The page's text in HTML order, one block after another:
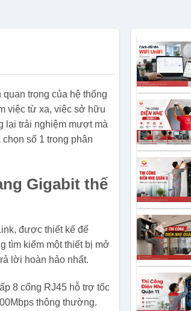
trọng của hệ thống
việc từ xa, việc sở hữu
lại trải nghiệm mượt mà
số 1 trong phân
Gigabit thế
được thiết kế để
tìm kiếm một thiết bị mở
lời hoàn hảo nhất.
8 cổng RJ45 hỗ trợ tốc
thông thường.